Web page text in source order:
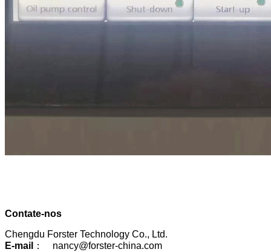
Contate-nos
Chengdu Forster Technology Co., Ltd.
E-mail
： nancy@forster-china.com